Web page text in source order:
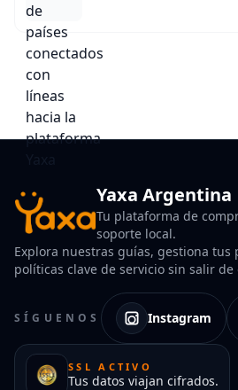
Yaxa Argentina
Tu plataforma de
soporte local.
Explora nuestras guías, gestiona tus
políticas clave de servicio sin salir de
SÍGUENOS Instagram
SSL ACTIVO
Tus datos viajan cifrados.